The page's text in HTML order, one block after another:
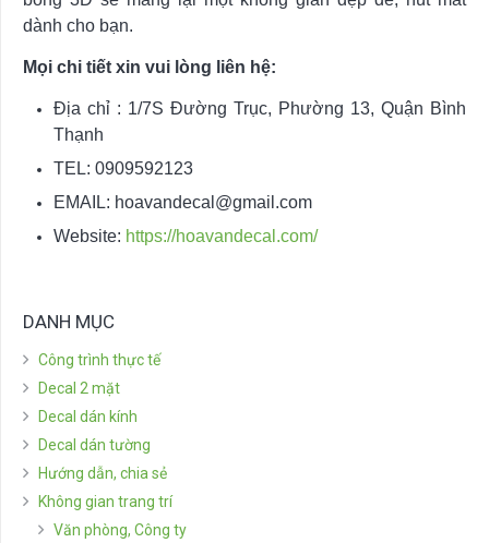
dành cho bạn.
Mọi chi tiết xin vui lòng liên hệ:
Địa chỉ : 1/7S Đường Trục, Phường 13, Quận Bình
Thạnh
TEL: 0909592123
EMAIL: hoavandecal@gmail.com
Website: https://hoavandecal.com/
DANH MỤC
Công trình thực tế
Decal 2 mặt
Decal dán kính
Decal dán tường
Hướng dẫn, chia sẻ
Không gian trang trí
Văn phòng, Công ty